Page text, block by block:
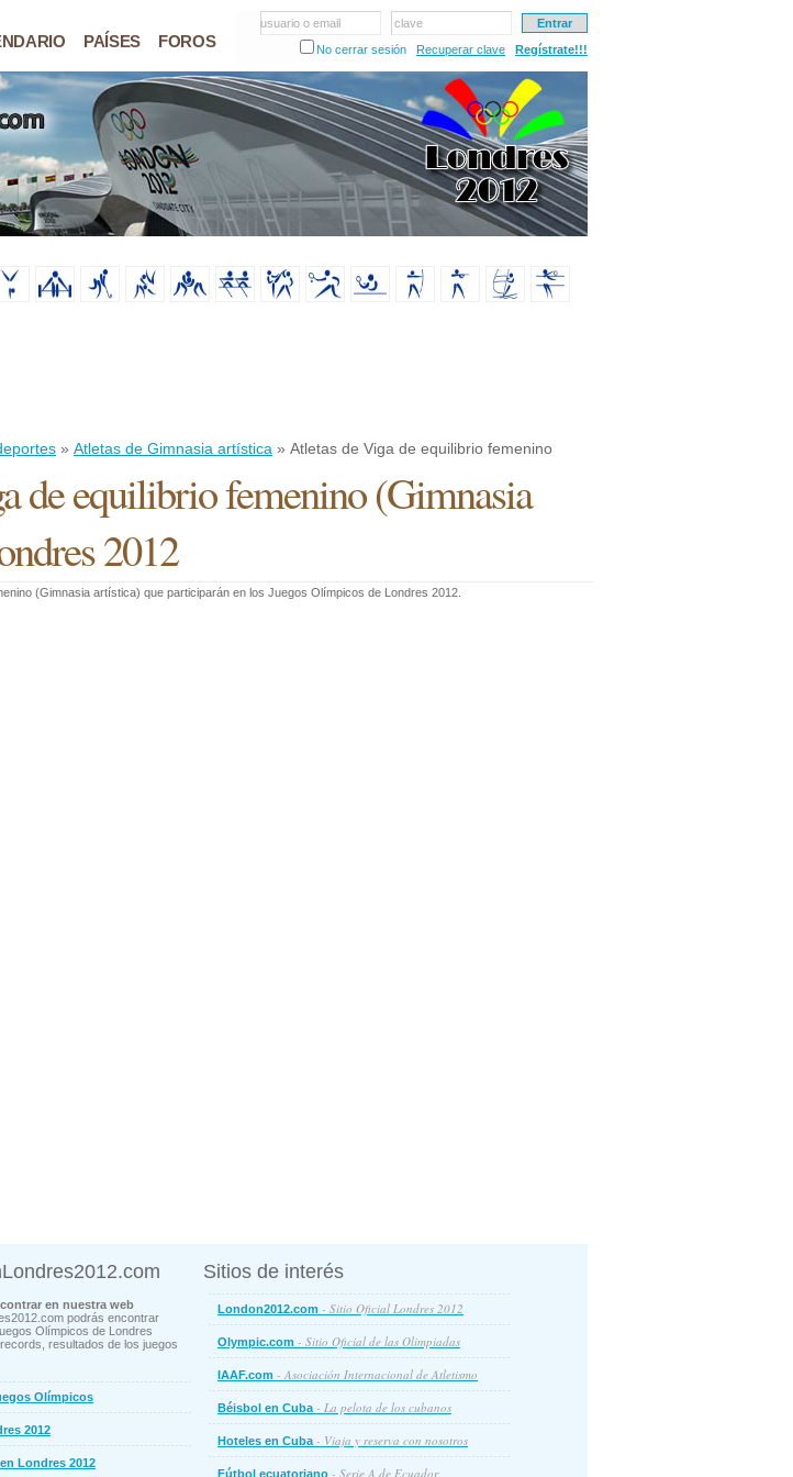
PAÍSES FOROS
usuario o email
clave
No cerrar sesión
Recuperar clave Regístrate!!!
» Atletas de Gimnasia artística » Atletas de Viga de equilibrio femenino
de equilibrio femenino (Gimnasia
2012
(Gimnasia artística) que participarán en los Juegos Olímpicos de Londres 2012.
en nuestra web
podrás encontrar
Olímpicos de Londres
resultados de los juegos
Olímpicos
2012
Londres 2012
Sitios de interés
London2012.com - Sitio Oficial Londres 2012
Olympic.com - Sitio Oficial de las Olimpiadas
IAAF.com - Asociación Internacional de Atletismo
Béisbol en Cuba- La pelota de los cubanos
Hoteles en Cuba- Viaja y reserva con nosotros
Fútbol ecuatoriano - Serie A de Ecuador